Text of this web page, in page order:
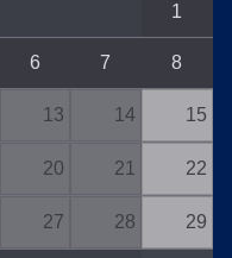
1
6 7 8
13 14 15
20 21 22
27 28 29